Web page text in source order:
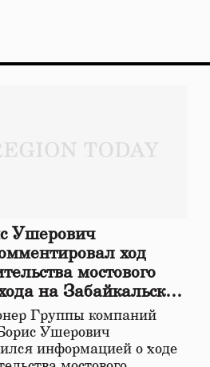
Ушерович
ход
мостового
на Забайкальской
дороге
Группы компаний
Ушерович
информацией о ходе